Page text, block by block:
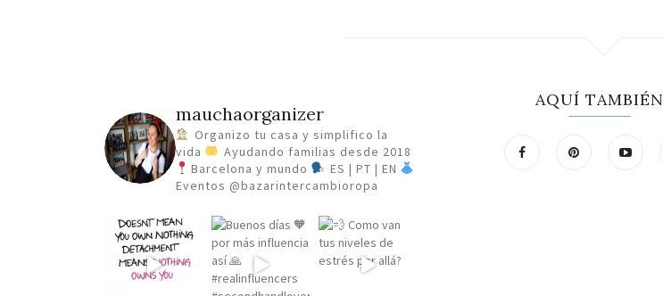
mauchaorganizer
Organizo tu casa y simplifico la
vida
Ayudando familias desde 2018
Barcelona y mundo
ES | PT | EN
Eventos @bazarintercambioropa
AQUÍ TAMBIÉN